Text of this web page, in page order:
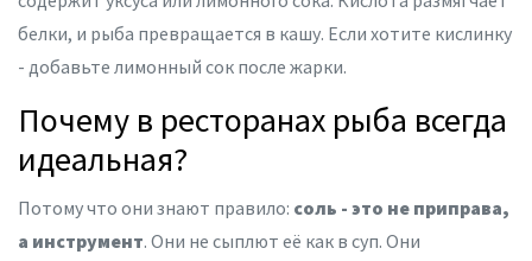
белки, и рыба превращается в кашу. Если хотите кислинку
- добавьте лимонный сок после жарки.
Почему в ресторанах рыба всегда
идеальная?
Потому что они знают правило: соль - это не приправа,
а инструмент. Они не сыплют её как в суп. Они